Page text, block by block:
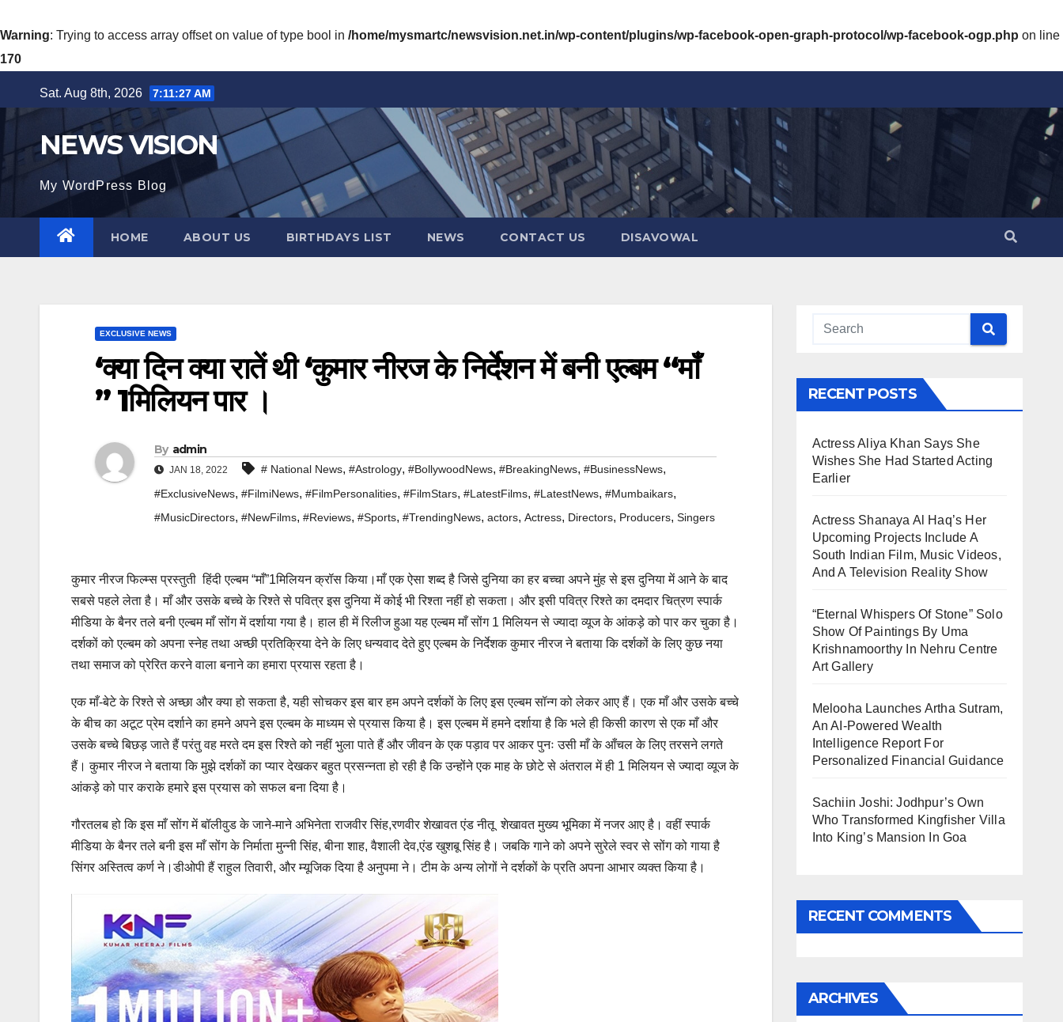
Warning: Trying to access array offset on value of type bool in /home/mysmartc/newsvision.net.in/wp-content/plugins/wp-facebook-open-graph-protocol/wp-facebook-ogp.php on line
170
to
Sat. Aug 8th, 2026 7:11:29 AM
NEWS VISION
My WordPress Blog
HOME ABOUT US BIRTHDAYS LIST NEWS CONTACT US DISAVOWAL
EXCLUSIVE NEWS
‘क्या दिन क्या रातें थी ‘कुमार नीरज के निर्देशन में बनी एल्बम “माँ
” 1मिलियन पार ।
By admin
JAN 18, 2022 # National News, #Astrology, #BollywoodNews, #BreakingNews, #BusinessNews,
#ExclusiveNews, #FilmiNews, #FilmPersonalities, #FilmStars, #LatestFilms, #LatestNews, #Mumbaikars,
#MusicDirectors, #NewFilms, #Reviews, #Sports, #TrendingNews, actors, Actress, Directors, Producers, Singers
कुमार नीरज फिल्म्स प्रस्तुती हिंदी एल्बम “माँ”1मिलियन क्रॉस किया।माँ एक ऐसा शब्द है जिसे दुनिया का हर बच्चा अपने मुंह से इस दुनिया में आने के बाद
सबसे पहले लेता है। माँ और उसके बच्चे के रिश्ते से पवित्र इस दुनिया में कोई भी रिश्ता नहीं हो सकता। और इसी पवित्र रिश्ते का दमदार चित्रण स्पार्क
मीडिया के बैनर तले बनी एल्बम माँ सोंग में दर्शाया गया है। हाल ही में रिलीज हुआ यह एल्बम माँ सोंग 1 मिलियन से ज्यादा व्यूज के आंकड़े को पार कर चुका है।
दर्शकों को एल्बम को अपना स्नेह तथा अच्छी प्रतिक्रिया देने के लिए धन्यवाद देते हुए एल्बम के निर्देशक कुमार नीरज ने बताया कि दर्शकों के लिए कुछ नया
तथा समाज को प्रेरित करने वाला बनाने का हमारा प्रयास रहता है।
एक माँ-बेटे के रिश्ते से अच्छा और क्या हो सकता है, यही सोचकर इस बार हम अपने दर्शकों के लिए इस एल्बम सॉन्ग को लेकर आए हैं। एक माँ और उसके बच्चे
के बीच का अटूट प्रेम दर्शाने का हमने अपने इस एल्बम के माध्यम से प्रयास किया है। इस एल्बम में हमने दर्शाया है कि भले ही किसी कारण से एक माँ और
उसके बच्चे बिछड़ जाते हैं परंतु वह मरते दम इस रिश्ते को नहीं भुला पाते हैं और जीवन के एक पड़ाव पर आकर पुनः उसी माँ के आँचल के लिए तरसने लगते
हैं। कुमार नीरज ने बताया कि मुझे दर्शकों का प्यार देखकर बहुत प्रसन्नता हो रही है कि उन्होंने एक माह के छोटे से अंतराल में ही 1 मिलियन से ज्यादा व्यूज के
आंकड़े को पार कराके हमारे इस प्रयास को सफल बना दिया है।
गौरतलब हो कि इस माँ सोंग में बॉलीवुड के जाने-माने अभिनेता राजवीर सिंह,रणवीर शेखावत एंड नीतू शेखावत मुख्य भूमिका में नजर आए है। वहीं स्पार्क
मीडिया के बैनर तले बनी इस माँ सोंग के निर्माता मुन्नी सिंह, बीना शाह, वैशाली देव,एंड खुशबू सिंह है। जबकि गाने को अपने सुरेले स्वर से सोंग को गाया है
सिंगर अस्तित्व कर्ण ने।डीओपी हैं राहुल तिवारी, और म्यूजिक दिया है अनुपमा ने। टीम के अन्य लोगों ने दर्शकों के प्रति अपना आभार व्यक्त किया है।
RECENT POSTS
Actress Aliya Khan Says She
Wishes She Had Started Acting
Earlier
Actress Shanaya Al Haq’s Her
Upcoming Projects Include A
South Indian Film, Music Videos,
And A Television Reality Show
“Eternal Whispers Of Stone” Solo
Show Of Paintings By Uma
Krishnamoorthy In Nehru Centre
Art Gallery
Melooha Launches Artha Sutram,
An AI-Powered Wealth
Intelligence Report For
Personalized Financial Guidance
Sachiin Joshi: Jodhpur’s Own
Who Transformed Kingfisher Villa
Into King’s Mansion In Goa
RECENT COMMENTS
ARCHIVES